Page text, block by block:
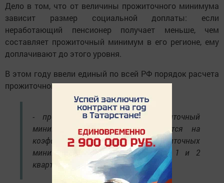
Дело в том, что от величины прожиточного минимума
зависит размер социальной доплаты: если
неработающий пенсионер получает меньше, чем
составляет прожиточный минимум в его регионе, ему
доплачивают до этого уровня.
В этом году ввели единый по всей РФ порядок расчета
прожиточного минимума для пенсионеров:
- прогнозируемый по РФ прожиточный
минимум на 2020 год умножается на
коэффициент соотношения прожиточных
минимумов по региону и РФ за 1 и 2
кварталы 2019 года.